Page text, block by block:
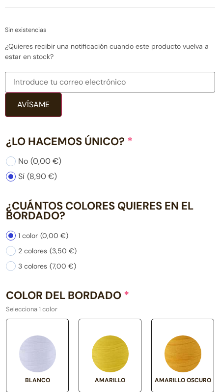
Sin existencias
¿Quieres recibir una notificación cuando este producto vuelva a
estar en stock?
AVÍSAME
¿LO HACEMOS ÚNICO? *
No (0,00 €)
Sí (8,90 €)
¿CUÁNTOS COLORES QUIERES EN EL
BORDADO?
1 color (0,00 €)
2 colores (3,50 €)
3 colores (7,00 €)
COLOR DEL BORDADO *
Selecciona 1 color
BLANCO AMARILLO AMARILLO OSCURO